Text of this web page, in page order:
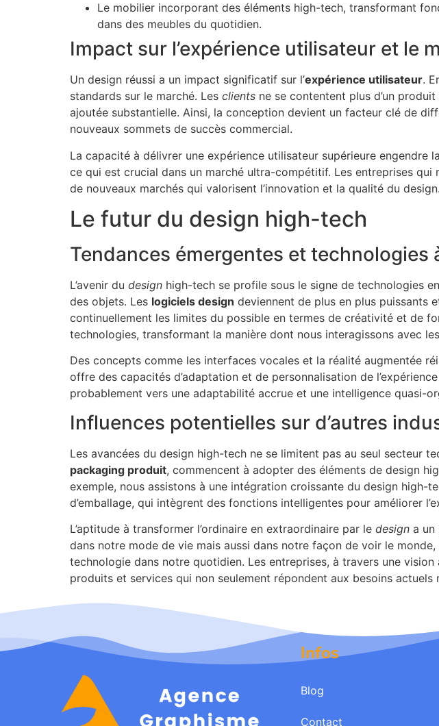
Le mobilier incorporant des éléments high-tech, transformant
dans des meubles du quotidien.
Impact sur l’expérience utilisateur et le
Un design réussi a un impact significatif sur l’expérience utilisateur.
standards sur le marché. Les clients ne se contentent plus d’un
ajoutée substantielle. Ainsi, la conception devient un facteur clé de
nouveaux sommets de succès commercial.
La capacité à délivrer une expérience utilisateur supérieure
ce qui est crucial dans un marché ultra-compétitif. Les entreprises
de nouveaux marchés qui valorisent l’innovation et la qualité du design.
Le futur du design high-tech
Tendances émergentes et technologies
L’avenir du design high-tech se profile sous le signe de technologies
des objets. Les logiciels design deviennent de plus en plus puissants
continuellement les limites du possible en termes de créativité et de
technologies, transformant la manière dont nous interagissons avec les
Des concepts comme les interfaces vocales et la réalité augmentée
offre des capacités d’adaptation et de personnalisation de
probablement vers une adaptabilité accrue et une intelligence quasi-
Influences potentielles sur d’autres
Les avancées du design high-tech ne se limitent pas au seul secteur
packaging produit, commencent à adopter des éléments de design
exemple, nous assistons à une intégration croissante du design
d’emballage, qui intègrent des fonctions intelligentes pour améliorer
L’aptitude à transformer l’ordinaire en extraordinaire par le design a un
dans notre mode de vie mais aussi dans notre façon de voir le
technologie dans notre quotidien. Les entreprises, à travers une
produits et services qui non seulement répondent aux besoins
Infos
Blog
Contact